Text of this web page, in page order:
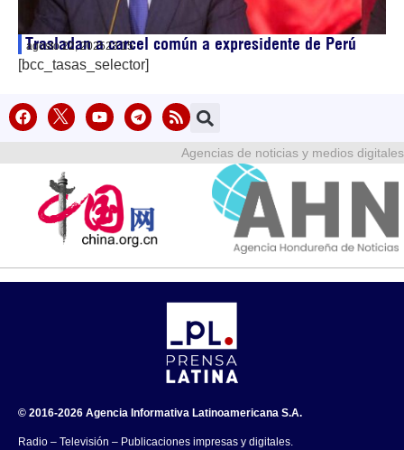
Trasladan a carcel común a expresidente de Perú
agosto 22, 202523:15
[bcc_tasas_selector]
Agencias de noticias y medios digitales
© 2016-2026 Agencia Informativa Latinoamericana S.A.
Radio – Televisión – Publicaciones impresas y digitales.